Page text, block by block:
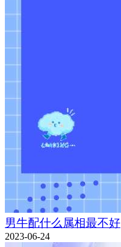
男牛配什么属相最不好
2023-06-24